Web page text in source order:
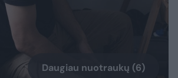
Daugiau nuotraukų (6)